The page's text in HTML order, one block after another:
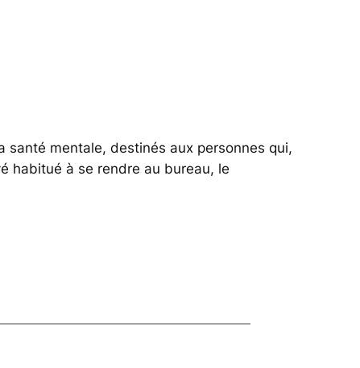
santé mentale, destinés aux personnes qui,
habitué à se rendre au bureau, le